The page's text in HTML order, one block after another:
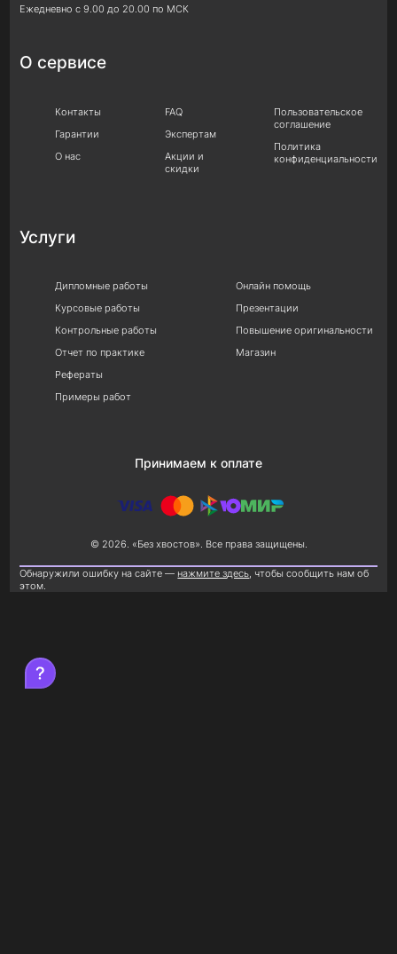
Ежедневно с 9.00 до 20.00 по МСК
О сервисе
Контакты
Гарантии
О нас
FAQ
Экспертам
Акции и
скидки
Пользовательское
соглашение
Политика
конфиденциальности
Услуги
Дипломные работы
Курсовые работы
Контрольные работы
Отчет по практике
Рефераты
Примеры работ
Онлайн помощь
Презентации
Повышение оригинальности
Магазин
Принимаем к оплате
© 2026. «Без хвостов». Все права защищены.
Обнаружили ошибку на сайте — нажмите здесь, чтобы сообщить нам об
этом.